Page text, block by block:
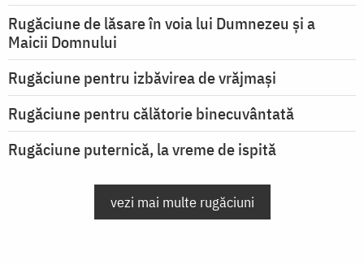
Rugăciune de lăsare în voia lui Dumnezeu şi a
Maicii Domnului
Rugăciune pentru izbăvirea de vrăjmași
Rugăciune pentru călătorie binecuvântată
Rugăciune puternică, la vreme de ispită
vezi mai multe rugăciuni